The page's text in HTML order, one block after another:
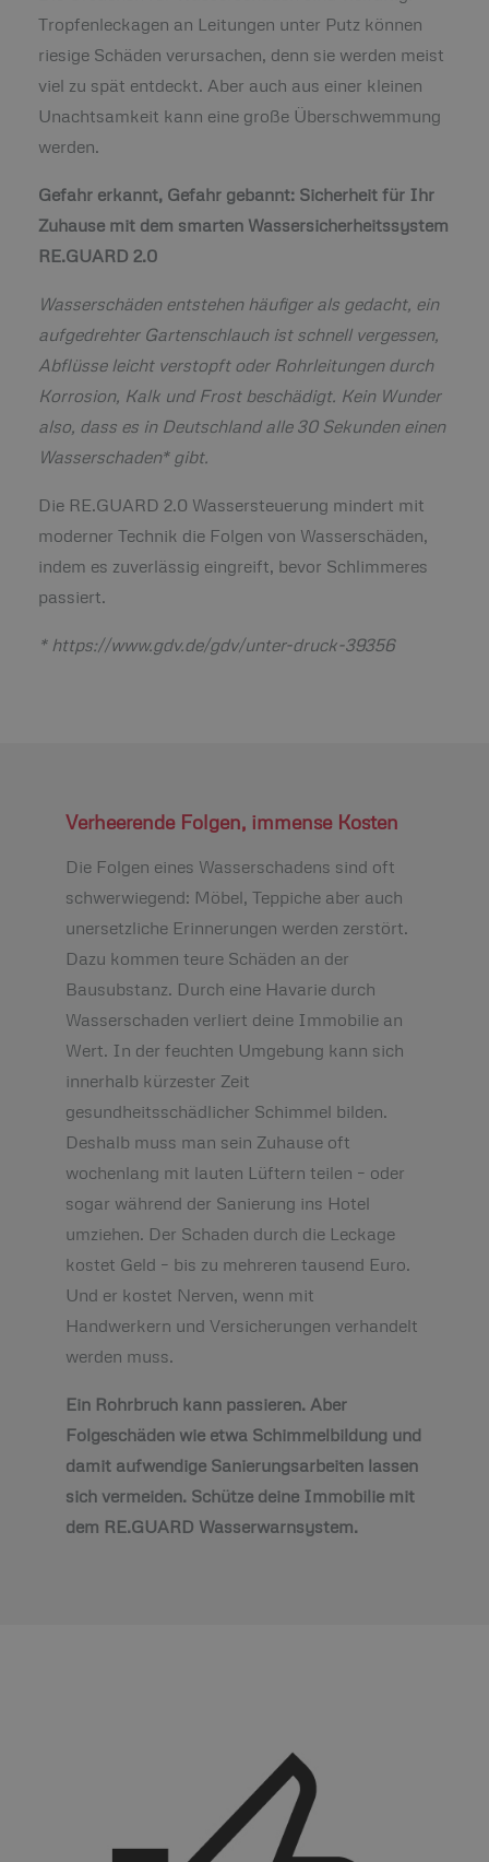
Tropfenleckagen an Leitungen unter Putz können
riesige Schäden verursachen, denn sie werden meist
viel zu spät entdeckt. Aber auch aus einer kleinen
Unachtsamkeit kann eine große Überschwemmung
werden.
Gefahr erkannt, Gefahr gebannt: Sicherheit für Ihr
Zuhause mit dem smarten Wassersicherheitssystem
RE.GUARD 2.0
Wasserschäden entstehen häufiger als gedacht, ein
aufgedrehter Gartenschlauch ist schnell vergessen,
Abflüsse leicht verstopft oder Rohrleitungen durch
Korrosion, Kalk und Frost beschädigt. Kein Wunder
also, dass es in Deutschland alle 30 Sekunden einen
Wasserschaden* gibt.
Die RE.GUARD 2.0 Wassersteuerung mindert mit
moderner Technik die Folgen von Wasserschäden,
indem es zuverlässig eingreift, bevor Schlimmeres
passiert.
* https://www.gdv.de/gdv/unter-druck-39356
Verheerende Folgen, immense Kosten
Die Folgen eines Wasserschadens sind oft
schwerwiegend: Möbel, Teppiche aber auch
unersetzliche Erinnerungen werden zerstört.
Dazu kommen teure Schäden an der
Bausubstanz. Durch eine Havarie durch
Wasserschaden verliert deine Immobilie an
Wert. In der feuchten Umgebung kann sich
innerhalb kürzester Zeit
gesundheitsschädlicher Schimmel bilden.
Deshalb muss man sein Zuhause oft
wochenlang mit lauten Lüftern teilen – oder
sogar während der Sanierung ins Hotel
umziehen. Der Schaden durch die Leckage
kostet Geld – bis zu mehreren tausend Euro.
Und er kostet Nerven, wenn mit
Handwerkern und Versicherungen verhandelt
werden muss.
Ein Rohrbruch kann passieren. Aber
Folgeschäden wie etwa Schimmelbildung und
damit aufwendige Sanierungsarbeiten lassen
sich vermeiden. Schütze deine Immobilie mit
dem RE.GUARD Wasserwarnsystem.